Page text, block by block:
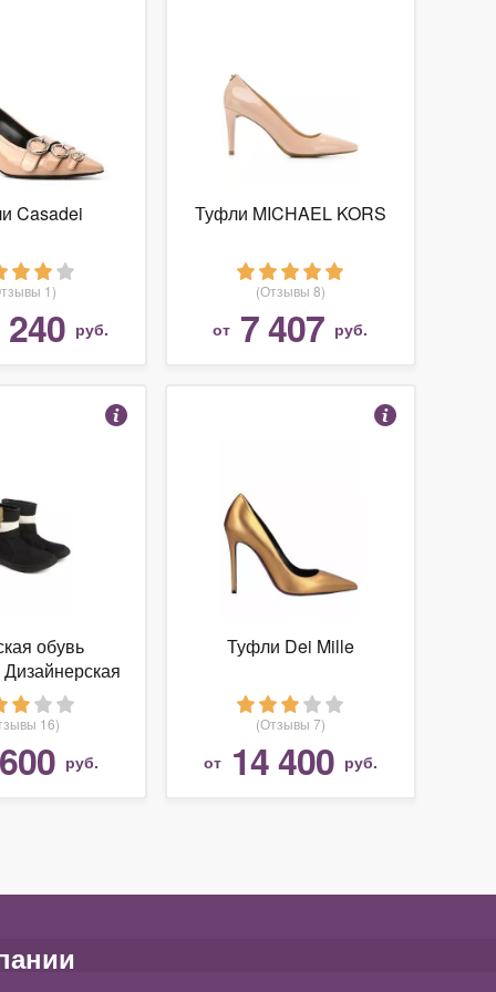
Casadei
1)
руб.
Туфли MICHAEL KORS
(Отзывы 8)
от 7 407 руб.
обувь
обувь
16)
руб.
Туфли Dei Mille
(Отзывы 7)
от 14 400 руб.